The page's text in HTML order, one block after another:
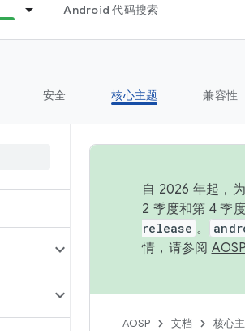
Android 代码搜索
安全 核心主题 兼容性
自 2026 年起，
2 季度和第 4 季
release 。
情，请参阅
AOSP 文档 核心